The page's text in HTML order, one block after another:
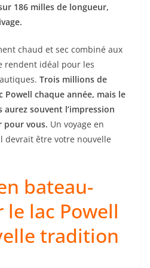
186 milles de longueur,
chaud et sec combiné aux
rendent idéal pour les
Trois millions de
Powell chaque année, mais le
aurez souvent l’impression
pour vous. Un voyage en
devrait être votre nouvelle
bateau-
le lac Powell
tradition